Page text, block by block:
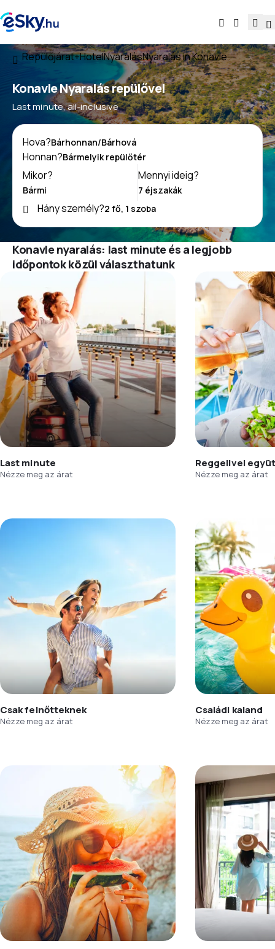
Repülőjárat+HotelNyaralásNyaralás in Konavle
Konavle Nyaralás repülővel
Last minute, all-inclusive
Hova?
Honnan?
Mikor?
Mennyi ideig?
Hány személy?
Konavle nyaralás: last minute és a legjobb
időpontok közül választhatunk
Last minute
Nézze meg az árat
Reggelivel
Nézze meg az árat
Csak felnőtteknek
Nézze meg az árat
Családi kaland
Nézze meg az árat